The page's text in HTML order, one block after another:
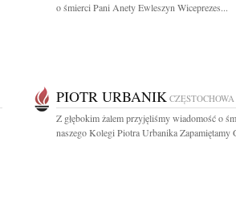
o śmierci Pani Anety Ewleszyn Wiceprezes...
PIOTR URBANIK CZĘSTOCHOWA
Z głębokim żalem przyjęliśmy wiadomość o
naszego Kolegi Piotra Urbanika Zapamiętamy